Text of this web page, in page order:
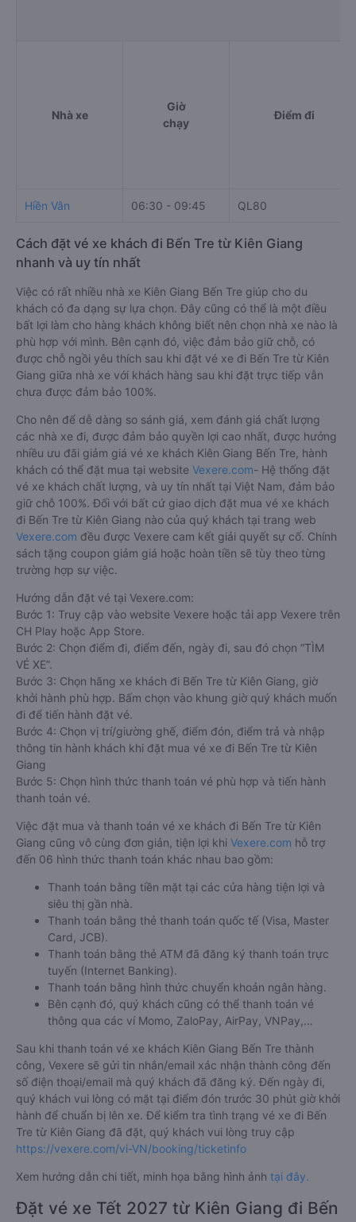
Nhà xe
Giờ
chạy
Điểm đi
Hiền Vân 06:30 - 09:45 QL80
Cách đặt vé xe khách đi Bến Tre từ Kiên Giang
nhanh và uy tín nhất
Việc có rất nhiều nhà xe Kiên Giang Bến Tre giúp cho du
khách có đa dạng sự lựa chọn. Đây cũng có thể là một điều
bất lợi làm cho hàng khách không biết nên chọn nhà xe nào là
phù hợp với mình. Bên cạnh đó, việc đảm bảo giữ chỗ, có
được chỗ ngồi yêu thích sau khi đặt vé xe đi Bến Tre từ Kiên
Giang giữa nhà xe với khách hàng sau khi đặt trực tiếp vẫn
chưa được đảm bảo 100%.
Cho nên để dễ dàng so sánh giá, xem đánh giá chất lượng
các nhà xe đi, được đảm bảo quyền lợi cao nhất, được hưởng
nhiều ưu đãi giảm giá vé xe khách Kiên Giang Bến Tre, hành
khách có thể đặt mua tại website Vexere.com- Hệ thống đặt
vé xe khách chất lượng, và uy tín nhất tại Việt Nam, đảm bảo
giữ chỗ 100%. Đối với bất cứ giao dịch đặt mua vé xe khách
đi Bến Tre từ Kiên Giang nào của quý khách tại trang web
Vexere.com đều được Vexere cam kết giải quyết sự cố. Chính
sách tặng coupon giảm giá hoặc hoàn tiền sẽ tùy theo từng
trường hợp sự việc.
Hướng dẫn đặt vé tại Vexere.com:
Bước 1: Truy cập vào website Vexere hoặc tải app Vexere trên
CH Play hoặc App Store.
Bước 2: Chọn điểm đi, điểm đến, ngày đi, sau đó chọn “TÌM
VÉ XE”.
Bước 3: Chọn hãng xe khách đi Bến Tre từ Kiên Giang, giờ
khởi hành phù hợp. Bấm chọn vào khung giờ quý khách muốn
đi để tiến hành đặt vé.
Bước 4: Chọn vị trí/giường ghế, điểm đón, điểm trả và nhập
thông tin hành khách khi đặt mua vé xe đi Bến Tre từ Kiên
Giang
Bước 5: Chọn hình thức thanh toán vé phù hợp và tiến hành
thanh toán vé.
Việc đặt mua và thanh toán vé xe khách đi Bến Tre từ Kiên
Giang cũng vô cùng đơn giản, tiện lợi khi Vexere.com hỗ trợ
đến 06 hình thức thanh toán khác nhau bao gồm:
Thanh toán bằng tiền mặt tại các cửa hàng tiện lợi và
siêu thị gần nhà.
Thanh toán bằng thẻ thanh toán quốc tế (Visa, Master
Card, JCB).
Thanh toán bằng thẻ ATM đã đăng ký thanh toán trực
tuyến (Internet Banking).
Thanh toán bằng hình thức chuyển khoản ngân hàng.
Bên cạnh đó, quý khách cũng có thể thanh toán vé
thông qua các ví Momo, ZaloPay, AirPay, VNPay,…
Sau khi thanh toán vé xe khách Kiên Giang Bến Tre thành
công, Vexere sẽ gửi tin nhắn/email xác nhận thành công đến
số điện thoại/email mà quý khách đã đăng ký. Đến ngày đi,
quý khách vui lòng có mặt tại điểm đón trước 30 phút giờ khởi
hành để chuẩn bị lên xe. Để kiểm tra tình trạng vé xe đi Bến
Tre từ Kiên Giang đã đặt, quý khách vui lòng truy cập
https://vexere.com/vi-VN/booking/ticketinfo
Xem hướng dẫn chi tiết, minh họa bằng hình ảnh tại đây.
Đặt vé xe Tết 2027 từ Kiên Giang đi Bến